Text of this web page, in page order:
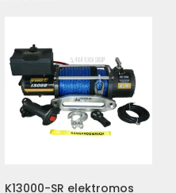
K13000-SR elektromos